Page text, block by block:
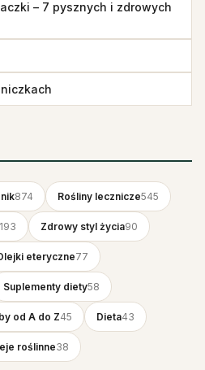
– 7 pysznych i zdrowych
874 Rośliny lecznicze545
193 Zdrowy styl życia90
eteryczne77
Suplementy diety58
od A do Z45 Dieta43
roślinne38